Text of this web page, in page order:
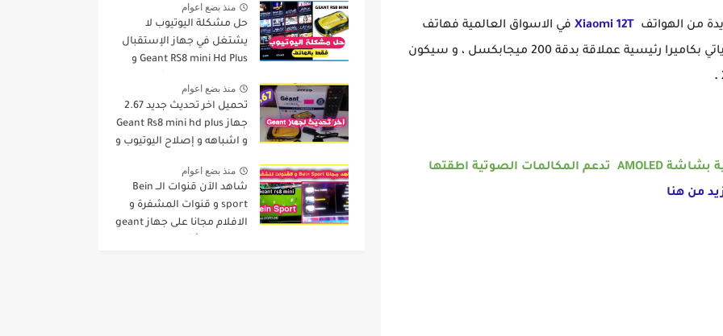
من الهواتف Xiaomi 12T في الاسواق العالمية فهاتف
رئيسية عملاقة بدقة 200 ميجابكسل ، و سيكون
تعرف على آخر ساعة ذكية بشاشة AMOLED تدعم المكالمات الصوتية اطقتها
من هنا
منذ بضع اعوام
حل مشكلة اليوتيوب لا
يشتغل في جهاز الإستقبال
Geant RS8 mini Hd Plus و
منذ بضع اعوام
تحميل اخر تحديث جديد 2.67
جهاز Geant Rs8 mini hd plus
و اشباهه و إصلاح اليوتيوب و
Jour GN
منذ بضع اعوام
شاهد الآن قنوات الــ Bein
sport و قنوات المشفرة و
الافلام مجانا على جهاز geant